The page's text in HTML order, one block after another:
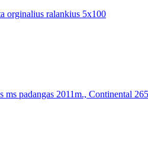
orginalius ralankius 5x100
ms padangas 2011m., Continental